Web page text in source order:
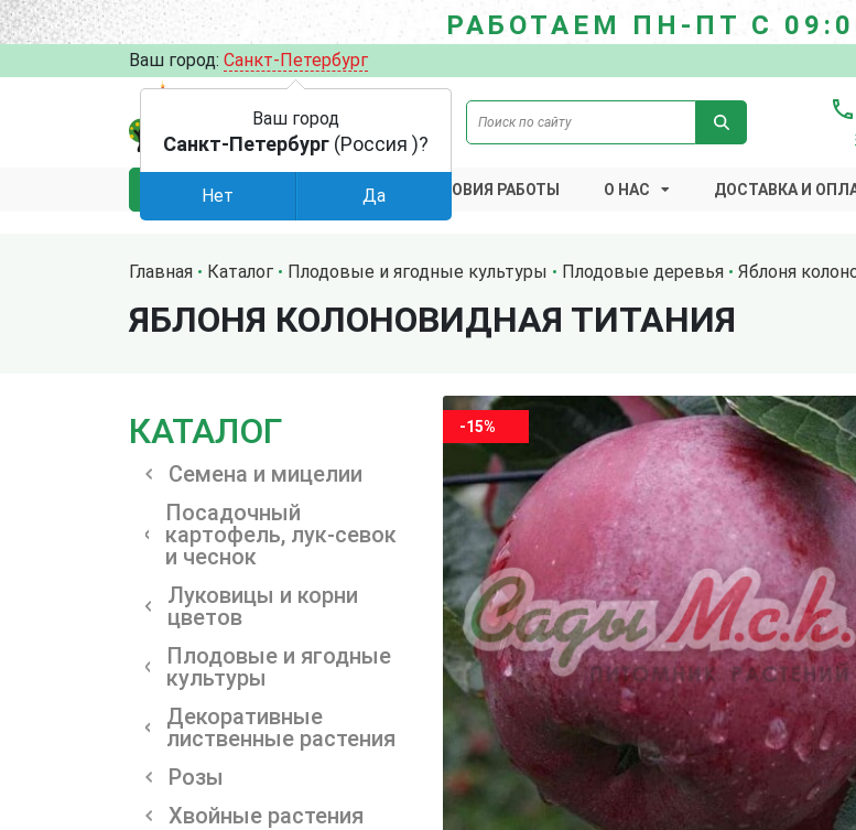
РАБОТАЕМ ПН-ПТ С
Ваш город: Санкт-Петербург
КАТАЛОГ АКЦИИ УСЛОВИЯ РАБОТЫ О НАС ДОСТАВКА И
Главная Каталог Плодовые и ягодные культуры Плодовые деревья Яблоня
ЯБЛОНЯ КОЛОНОВИДНАЯ ТИТАНИЯ
КАТАЛОГ
Семена и мицелии
Посадочный
картофель, лук-севок
и чеснок
Луковицы и корни
цветов
Плодовые и ягодные
культуры
Декоративные
лиственные растения
Розы
Хвойные растения
-15%
Ваш город
Санкт-Петербург (Россия )?
Нет Да